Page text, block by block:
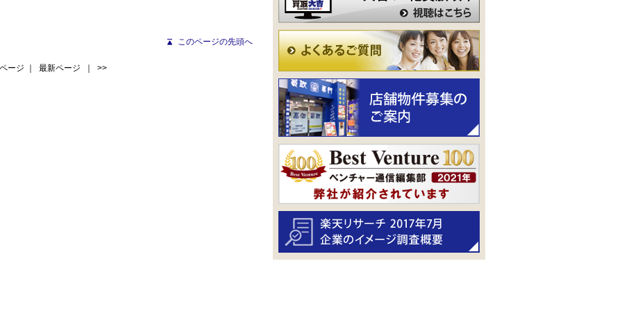
このページの先頭へ
ージ 最新ページ ｜ >>